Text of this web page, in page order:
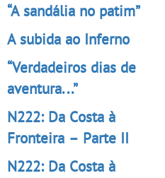
“A sandália no patim”
A subida ao Inferno
“Verdadeiros dias de
aventura...”
N222: Da Costa à
Fronteira – Parte II
N222: Da Costa à